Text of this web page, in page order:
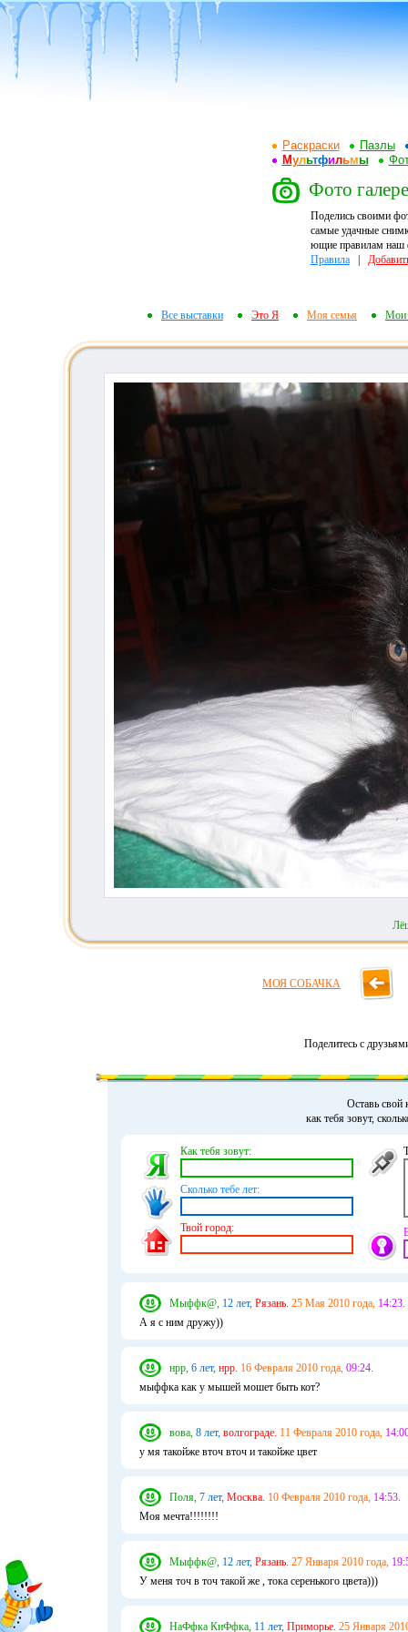
Раскраски
Пазлы
Мультфильмы
Фото
Поделись своими
самые удачные
ющие правилам наш
Правила|
Все выставки Это Я Моя семья Мои
МОЯ СОБАЧКА
Поделитесь с
Оставь свой
как тебя зовут,
Как тебя зовут:
Сколько тебе лет:
Твой город:
Мыффк@, 12 лет, Рязань. 25 Мая 2010 года, 14:23.
А я с ним дружу))
нрр, 6 лет, нрр. 16 Февраля 2010 года, 09:24.
мыффка как у мышей мошет быть кот?
вова, 8 лет, волгограде. 11 Февраля 2010 года,
у мя такойже вточ вточ и такойже цвет
Поля, 7 лет, Москва. 10 Февраля 2010 года, 14:53.
Моя мечта!!!!!!!!
Мыффк@, 12 лет, Рязань. 27 Января 2010 года,
У меня точ в точ такой же , тока серенького цвета)))
НаФфка КиФфка, 11 лет, Приморье. 25 Января